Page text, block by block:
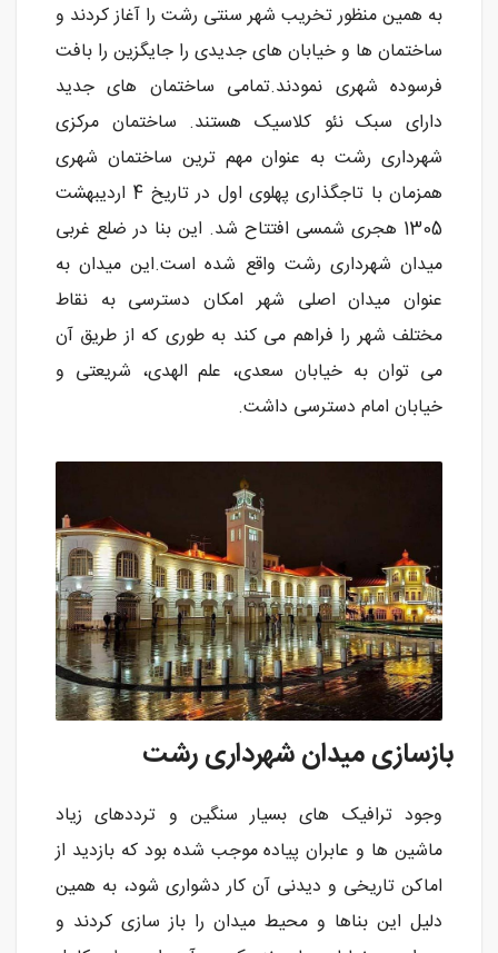
به همین منظور تخریب شهر سنتی رشت را آغاز کردند و
ساختمان ها و خیابان های جدیدی را جایگزین را بافت
فرسوده شهری نمودند.تمامی ساختمان های جدید
دارای سبک نئو کلاسیک هستند. ساختمان مرکزی
شهرداری رشت به عنوان مهم ترین ساختمان شهری
همزمان با تاجگذاری پهلوی اول در تاریخ 4 اردیبهشت
1305 هجری شمسی افتتاح شد. این بنا در ضلع غربی
میدان شهرداری رشت واقع شده است.این میدان به
عنوان میدان اصلی شهر امکان دسترسی به نقاط
مختلف شهر را فراهم می کند به طوری که از طریق آن
می توان به خیابان سعدی، علم الهدی، شریعتی و
خیابان امام دسترسی داشت.
بازسازی میدان شهرداری رشت
وجود ترافیک های بسیار سنگین و ترددهای زیاد
ماشین ها و عابران پیاده موجب شده بود که بازدید از
اماکن تاریخی و دیدنی آن کار دشواری شود، به همین
دلیل این بناها و محیط میدان را باز سازی کردند و